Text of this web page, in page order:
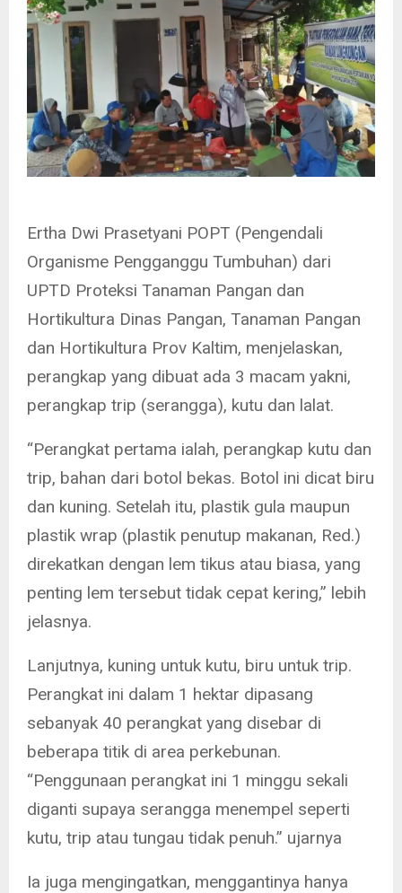
Ertha Dwi Prasetyani POPT (Pengendali
Organisme Pengganggu Tumbuhan) dari
UPTD Proteksi Tanaman Pangan dan
Hortikultura Dinas Pangan, Tanaman Pangan
dan Hortikultura Prov Kaltim, menjelaskan,
perangkap yang dibuat ada 3 macam yakni,
perangkap trip (serangga), kutu dan lalat.
“Perangkat pertama ialah, perangkap kutu dan
trip, bahan dari botol bekas. Botol ini dicat biru
dan kuning. Setelah itu, plastik gula maupun
plastik wrap (plastik penutup makanan, Red.)
direkatkan dengan lem tikus atau biasa, yang
penting lem tersebut tidak cepat kering,” lebih
jelasnya.
Lanjutnya, kuning untuk kutu, biru untuk trip.
Perangkat ini dalam 1 hektar dipasang
sebanyak 40 perangkat yang disebar di
beberapa titik di area perkebunan.
“Penggunaan perangkat ini 1 minggu sekali
diganti supaya serangga menempel seperti
kutu, trip atau tungau tidak penuh.” ujarnya
Ia juga mengingatkan, menggantinya hanya